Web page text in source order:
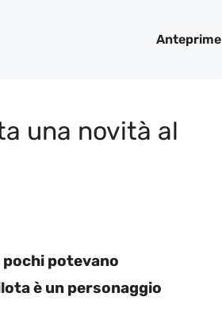
Anteprime
una novità al
potevano
è un personaggio